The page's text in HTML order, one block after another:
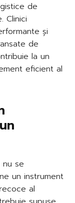
de
Clinici
și
de
la un
eficient al
se
un instrument
al